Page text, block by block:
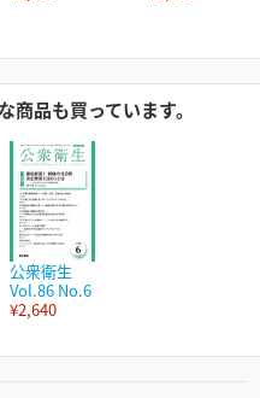
商品も買っています。
公衆衛生
Vol.86 No.6
¥2,640